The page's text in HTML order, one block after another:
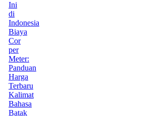
Ini
di
Indonesia
Biaya
Cor
per
Meter:
Panduan
Harga
Terbaru
Kalimat
Bahasa
Batak